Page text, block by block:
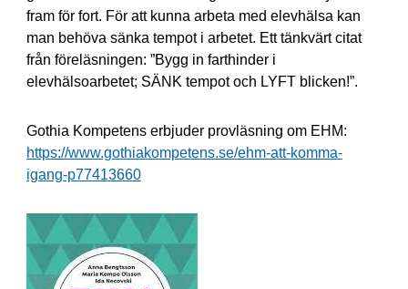
fram för fort. För att kunna arbeta med elevhälsa kan
man behöva sänka tempot i arbetet. Ett tänkvärt citat
från föreläsningen: ”Bygg in farthinder i
elevhälsoarbetet; SÄNK tempot och LYFT blicken!”.
Gothia Kompetens erbjuder provläsning om EHM:
https://www.gothiakompetens.se/ehm-att-komma-
igang-p77413660